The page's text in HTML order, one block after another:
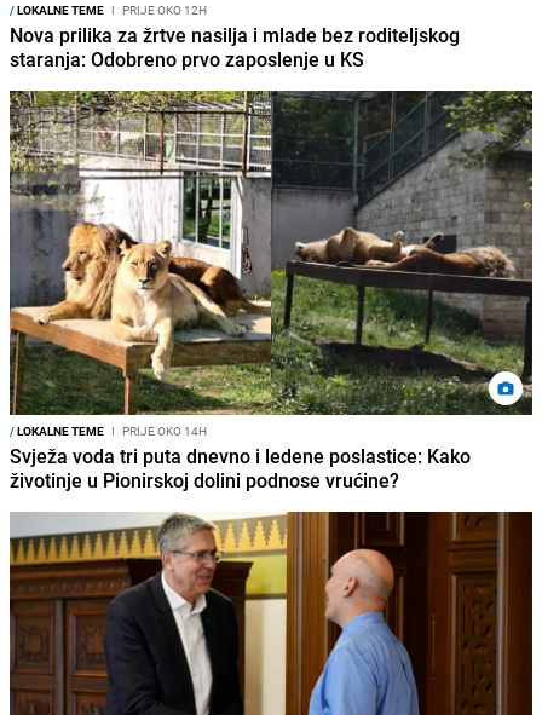
/LOKALNE TEME I PRIJE OKO 12H
Nova prilika za žrtve nasilja i mlade bez roditeljskog
staranja: Odobreno prvo zaposlenje u KS
/LOKALNE TEME I PRIJE OKO 14H
Svježa voda tri puta dnevno i ledene poslastice: Kako
životinje u Pionirskoj dolini podnose vrućine?